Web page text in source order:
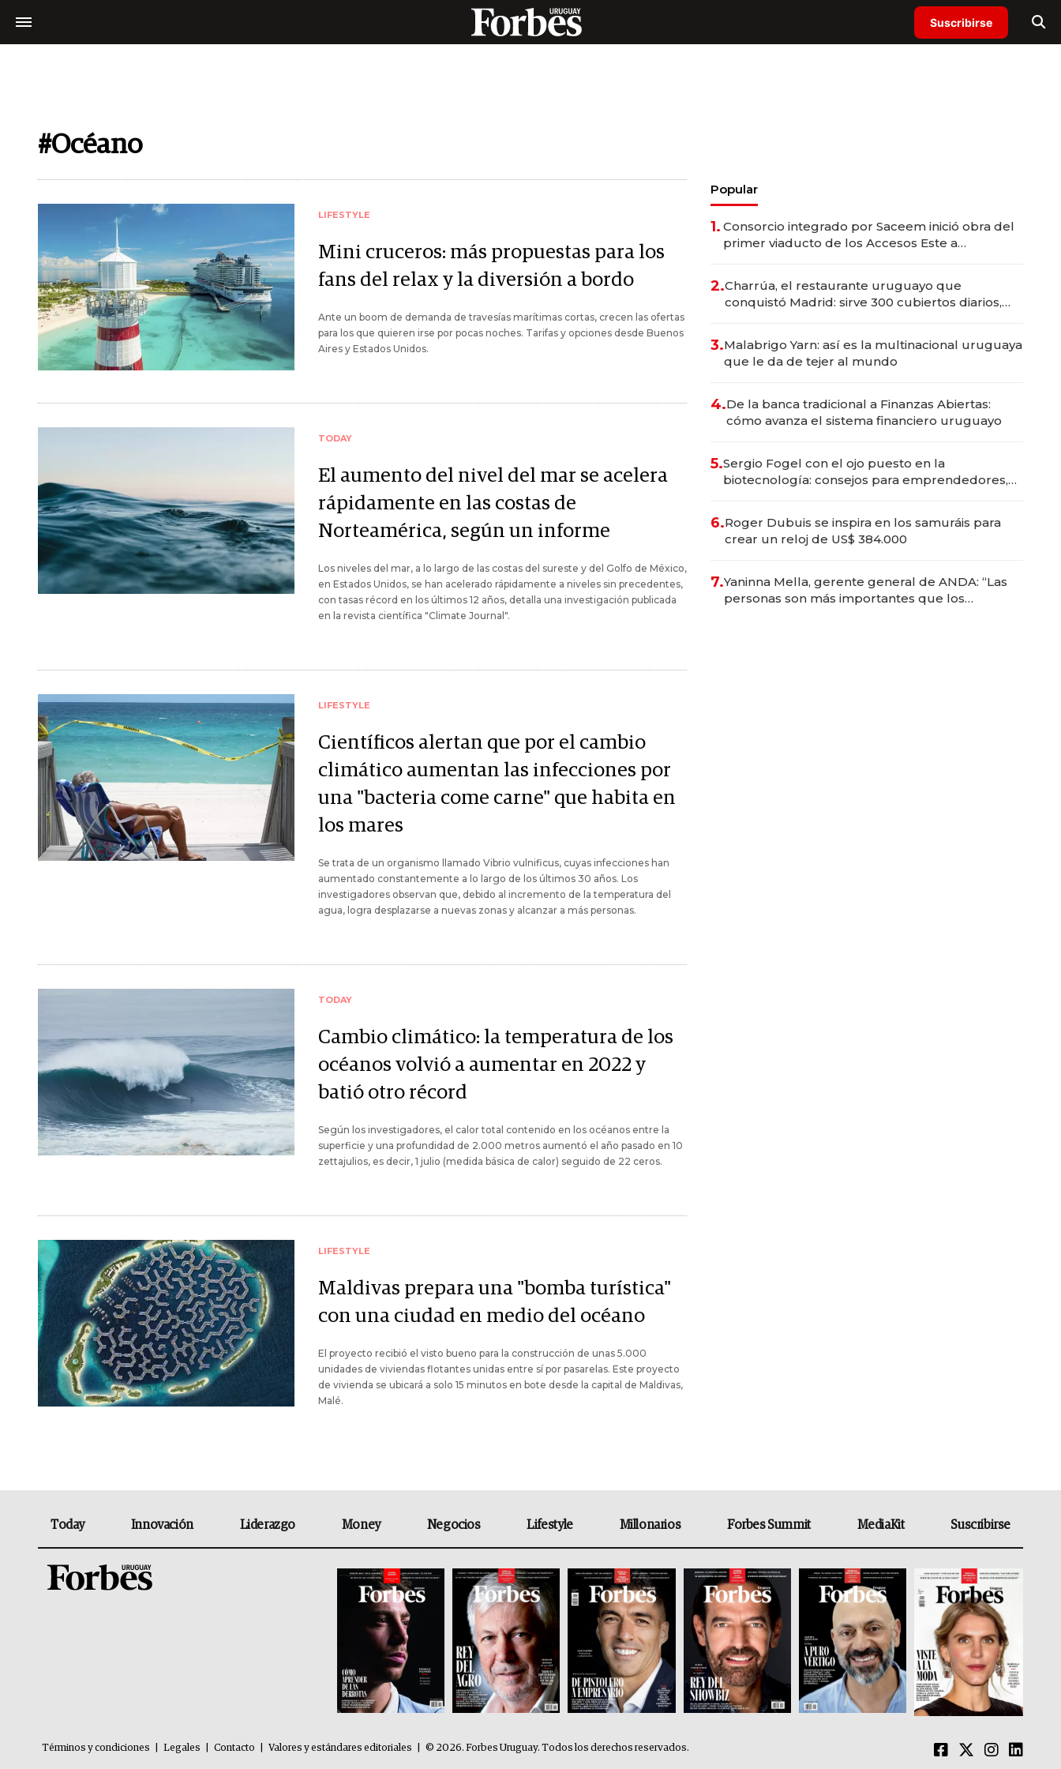
Suscribirse
#Océano
LIFESTYLE
Mini cruceros: más propuestas para los
fans del relax y la diversión a bordo
Ante un boom de demanda de travesías marítimas cortas, crecen las ofertas
para los que quieren irse por pocas noches. Tarifas y opciones desde Buenos
Aires y Estados Unidos.
TODAY
El aumento del nivel del mar se acelera
rápidamente en las costas de
Norteamérica, según un informe
Los niveles del mar, a lo largo de las costas del sureste y del Golfo de México,
en Estados Unidos, se han acelerado rápidamente a niveles sin precedentes,
con tasas récord en los últimos 12 años, detalla una investigación publicada
en la revista científica "Climate Journal".
LIFESTYLE
Científicos alertan que por el cambio
climático aumentan las infecciones por
una "bacteria come carne" que habita en
los mares
Se trata de un organismo llamado Vibrio vulnificus, cuyas infecciones han
aumentado constantemente a lo largo de los últimos 30 años. Los
investigadores observan que, debido al incremento de la temperatura del
agua, logra desplazarse a nuevas zonas y alcanzar a más personas.
TODAY
Cambio climático: la temperatura de los
océanos volvió a aumentar en 2022 y
batió otro récord
Según los investigadores, el calor total contenido en los océanos entre la
superficie y una profundidad de 2.000 metros aumentó el año pasado en 10
zettajulios, es decir, 1 julio (medida básica de calor) seguido de 22 ceros.
LIFESTYLE
Maldivas prepara una "bomba turística"
con una ciudad en medio del océano
El proyecto recibió el visto bueno para la construcción de unas 5.000
unidades de viviendas flotantes unidas entre sí por pasarelas. Este proyecto
de vivienda se ubicará a solo 15 minutos en bote desde la capital de Maldivas,
Malé.
Popular
1. Consorcio integrado por Saceem inició obra del
primer viaducto de los Accesos Este a
2.Charrúa, el restaurante uruguayo que
conquistó Madrid: sirve 300 cubiertos diarios,
3.Malabrigo Yarn: así es la multinacional uruguaya
que le da de tejer al mundo
4.De la banca tradicional a Finanzas Abiertas:
cómo avanza el sistema financiero uruguayo
5.Sergio Fogel con el ojo puesto en la
biotecnología: consejos para emprendedores,
6.Roger Dubuis se inspira en los samuráis para
crear un reloj de US$ 384.000
7.Yaninna Mella, gerente general de ANDA: “Las
personas son más importantes que los
Today Innovación Liderazgo Money Negocios Lifestyle Millonarios Forbes Summit MediaKit Suscribirse
Términos y condiciones Legales Contacto Valores y estándares editoriales © 2026. Forbes Uruguay. Todos los derechos reservados.